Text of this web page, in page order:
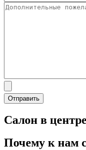
Отправить
Салон в
Почему к нам